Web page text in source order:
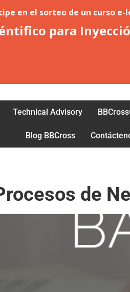
Technical Advisory
Blog BBCross
de